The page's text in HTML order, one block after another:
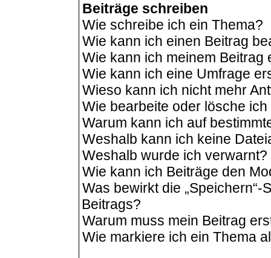
Beiträge schreiben
Wie schreibe ich ein Thema?
Wie kann ich einen Beitrag
Wie kann ich meinem Beitrag
Wie kann ich eine Umfrage
Wieso kann ich nicht mehr
Wie bearbeite oder lösche
Warum kann ich auf
Weshalb kann ich keine
Weshalb wurde ich verwarnt?
Wie kann ich Beiträge den
Was bewirkt die
Beitrags?
Warum muss mein Beitrag
Wie markiere ich ein Thema